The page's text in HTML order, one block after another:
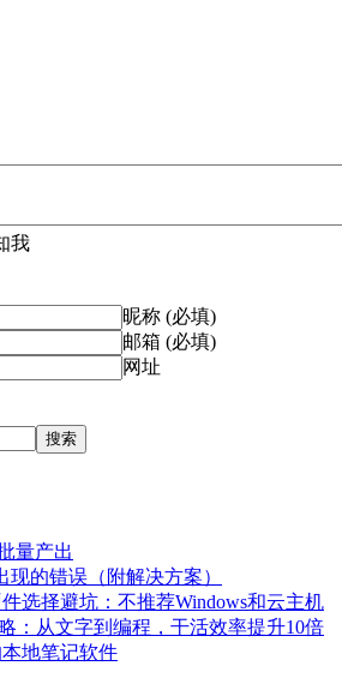
我
昵称 (必填)
邮箱 (必填)
网址
搜索
量产出
现的错误（附解决方案）
选择避坑：不推荐Windows和云主机
：从文字到编程，干活效率提升10倍
地笔记软件